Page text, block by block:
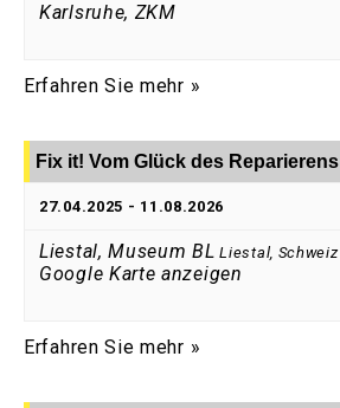
Karlsruhe, ZKM
Erfahren Sie mehr »
Fix it! Vom Glück des Reparierens
27.04.2025 - 11.08.2026
Liestal, Museum BL Liestal, Schweiz
Google Karte anzeigen
Erfahren Sie mehr »